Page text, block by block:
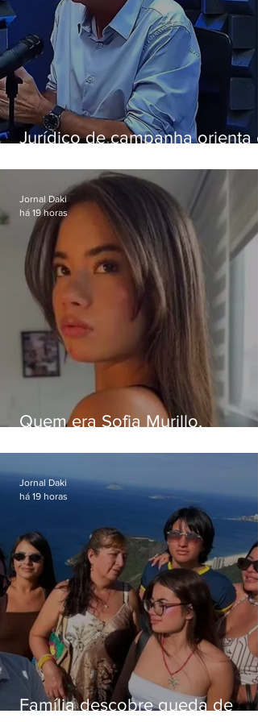
Jurídico de campanha orienta e
da Band
Quem era Sofia Murillo,
em queda de helicóptero no
Jornal Daki
há 19 horas
Família descobre queda de
Jornal Daki
há 19 horas